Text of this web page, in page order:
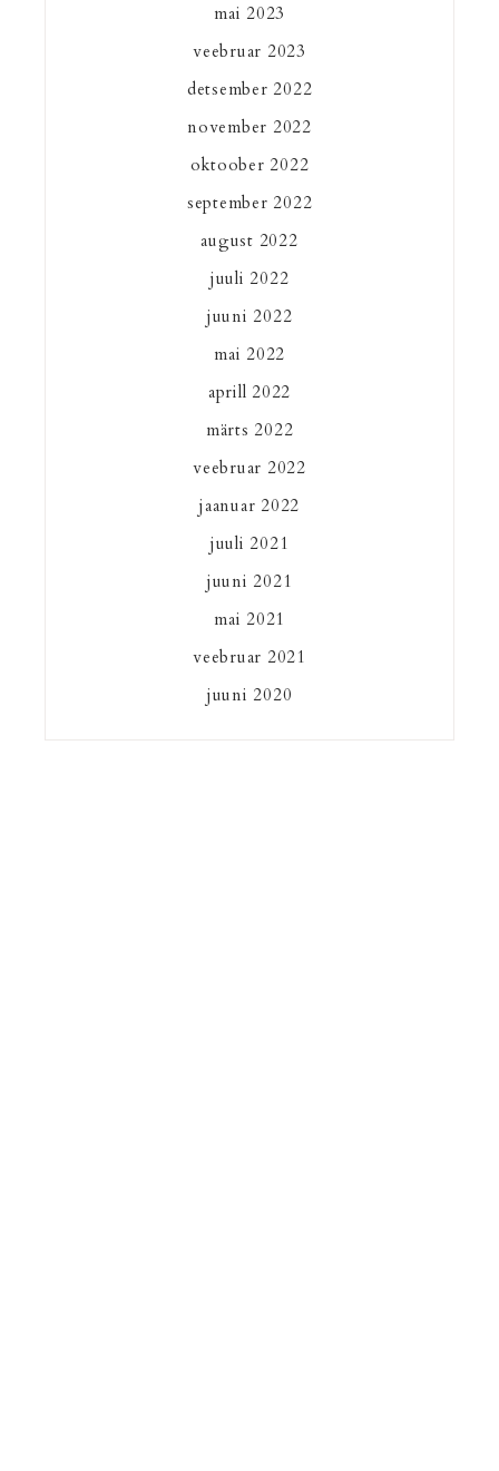
mai 2023
veebruar 2023
detsember 2022
november 2022
oktoober 2022
september 2022
august 2022
juuli 2022
juuni 2022
mai 2022
aprill 2022
märts 2022
veebruar 2022
jaanuar 2022
juuli 2021
juuni 2021
mai 2021
veebruar 2021
juuni 2020